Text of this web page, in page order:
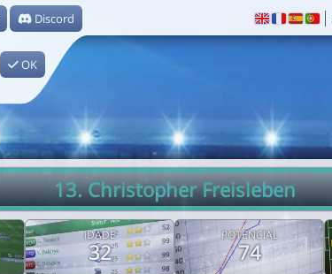
Discord
OK
13. Christopher Freisleben
IDADE
32
POTENCIAL
74